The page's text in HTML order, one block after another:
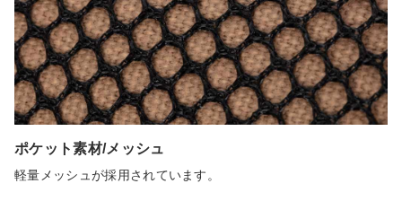
ポケット素材/メッシュ
軽量メッシュが採用されています。